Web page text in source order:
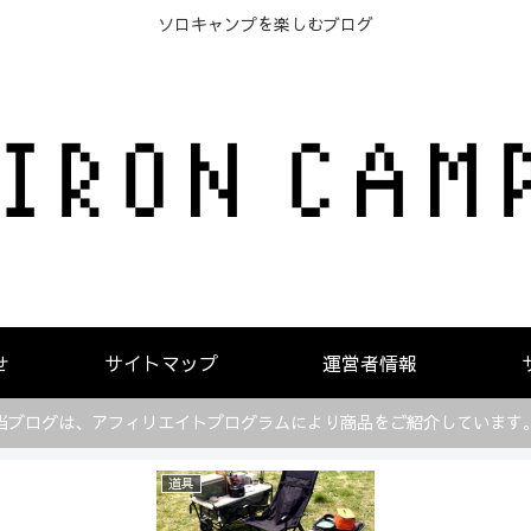
ソロキャンプを楽しむブログ
サイトマップ 運営者情報
ブログは、アフィリエイトプログラムにより商品をご紹介しています。
道具